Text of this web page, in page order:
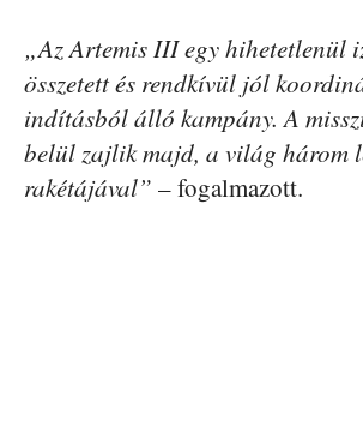
„Az Artemis III egy hihetetlenül
összetett és rendkívül jól
indításból álló kampány. A
belül zajlik majd, a világ három
rakétájával” – fogalmazott.